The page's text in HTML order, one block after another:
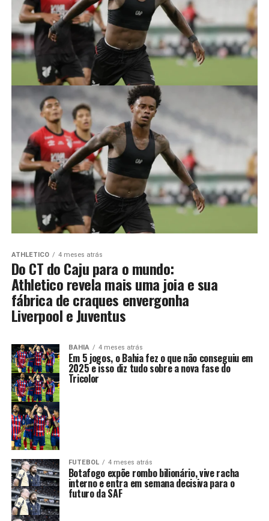
ATHLETICO 4 meses atrás
Do CT do Caju para o mundo:
Athletico revela mais uma joia e sua
fábrica de craques envergonha
Liverpool e Juventus
BAHIA 4 meses atrás
Em 5 jogos, o Bahia fez o que não conseguiu em
2025 e isso diz tudo sobre a nova fase do
Tricolor
FUTEBOL 4 meses atrás
Botafogo expõe rombo bilionário, vive racha
interno e entra em semana decisiva para o
futuro da SAF